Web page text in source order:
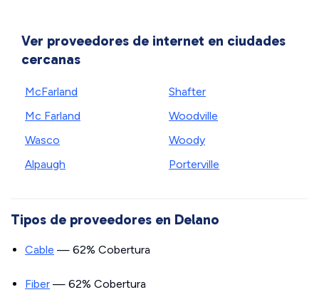
Ver proveedores de internet en ciudades
cercanas
McFarland
Mc Farland
Wasco
Alpaugh
Shafter
Woodville
Woody
Porterville
Tipos de proveedores en Delano
Cable — 62% Cobertura
Fiber — 62% Cobertura